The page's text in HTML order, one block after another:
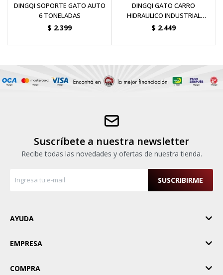
DINGQI SOPORTE GATO AUTO
6 TONELADAS
$ 2.399
DINGQI GATO CARRO
HIDRAULICO INDUSTRIAL
2TON/6.5KG 130-330MM
$ 2.449
Suscríbete a nuestra newsletter
Recibe todas las novedades y ofertas de nuestra tienda.
SUSCRIBIRME
AYUDA
EMPRESA
COMPRA